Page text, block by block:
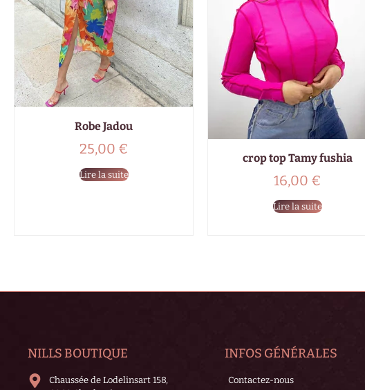
Robe Jadou
25,00 €
Lire la suite
crop top Tamy fushia
16,00 €
Lire la suite
NILLS BOUTIQUE
Chaussée de Lodelinsart 158,
INFOS GÉNÉRALES
Contactez-nous